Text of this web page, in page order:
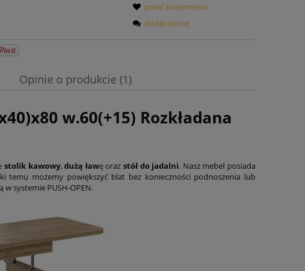
poleć znajomemu
dodaj opinię
Opinie o produkcie (1)
w.60(+15) Rozkładana
stolik kawowy,dużą ławę oraz stół do jadalni. Nasz mebel posiada
temu możemy powiększyć blat bez konieczności podnoszenia lub
systemie PUSH-OPEN.